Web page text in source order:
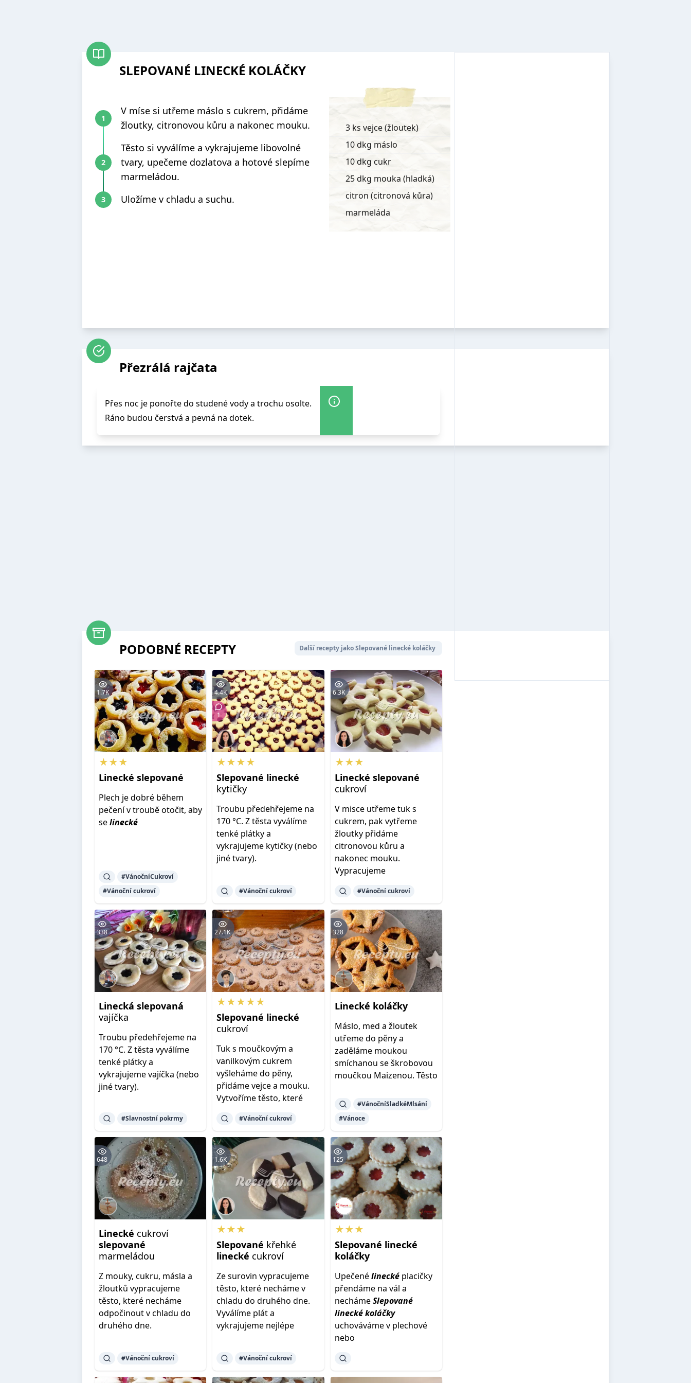
SLEPOVANÉ LINECKÉ KOLÁČKY
V míse si utřeme máslo s cukrem, přidáme
žloutky, citronovou kůru a nakonec mouku.
Těsto si vyválíme a vykrajujeme libovolné
tvary, upečeme dozlatova a hotové slepíme
marmeládou.
Uložíme v chladu a suchu.
3 ks vejce (žloutek)
10 dkg máslo
10 dkg cukr
25 dkg mouka (hladká)
citron (citronová kůra)
marmeláda
Přezrálá rajčata
Přes noc je ponořte do studené vody a trochu osolte.
Ráno budou čerstvá a pevná na dotek.
PODOBNÉ RECEPTY Další recepty jako Slepované linecké koláčky
1.7K
★★★
Linecké slepované
Plech je dobré během
pečení v troubě otočit, aby
selinecké
#VánočníCukroví
#Vánoční cukroví
4.4K
1
★★★★
Slepované linecké
kytičky
Troubu předehřejeme na
170 °C. Z těsta vyválíme
tenké plátky a
vykrajujeme kytičky (nebo
jiné tvary).
#Vánoční cukroví
6.3K
★★★
Linecké slepované
cukroví
V misce utřeme tuk s
cukrem, pak vytřeme
žloutky přidáme
citronovou kůru a
nakonec mouku.
Vypracujeme
#Vánoční cukroví
338
Linecká slepovaná
vajíčka
Troubu předehřejeme na
170 °C. Z těsta vyválíme
tenké plátky a
vykrajujeme vajíčka (nebo
jiné tvary).
#Slavnostní pokrmy
27.1K
★★★★★
Slepované linecké
cukroví
Tuk s moučkovým a
vanilkovým cukrem
vyšleháme do pěny,
přidáme vejce a mouku.
Vytvoříme těsto, které
#Vánoční cukroví
328
Linecké koláčky
Máslo, med a žloutek
utřeme do pěny a
zaděláme moukou
smíchanou se škrobovou
moučkou Maizenou. Těsto
#VánočníSladkéMlsání
#Vánoce
648
Linecké cukroví
slepované
marmeládou
Z mouky, cukru, másla a
žloutků vypracujeme
těsto, které necháme
odpočinout v chladu do
druhého dne.
#Vánoční cukroví
1.6K
★★★
Slepované křehké
linecké cukroví
Ze surovin vypracujeme
těsto, které necháme v
chladu do druhého dne.
Vyválíme plát a
vykrajujeme nejlépe
#Vánoční cukroví
125
★★★
Slepované linecké
koláčky
Upečenélinecképlacičky
přendáme na vál a
nechámeSlepované
lineckékoláčky
uchováváme v plechové
nebo